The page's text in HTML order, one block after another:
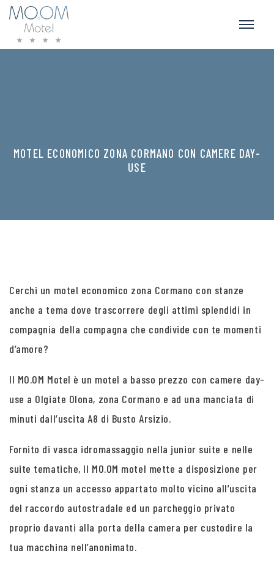
MOTEL ECONOMICO ZONA CORMANO CON CAMERE DAY-
USE
Cerchi un motel economico zona Cormano con stanze
anche a tema dove trascorrere degli attimi splendidi in
compagnia della compagna che condivide con te momenti
d’amore?
Il MO.OM Motel è un motel a basso prezzo con camere day-
use a Olgiate Olona, zona Cormano e ad una manciata di
minuti dall’uscita A8 di Busto Arsizio.
Fornito di vasca idromassaggio nella junior suite e nelle
suite tematiche, Il MO.OM motel mette a disposizione per
ogni stanza un accesso appartato molto vicino all’uscita
del raccordo autostradale ed un parcheggio privato
proprio davanti alla porta della camera per custodire la
tua macchina nell’anonimato.